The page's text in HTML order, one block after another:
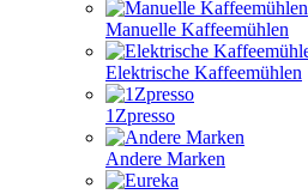
Manuelle Kaffeemühlen
Elektrische Kaffeemühlen
1Zpresso
Andere Marken